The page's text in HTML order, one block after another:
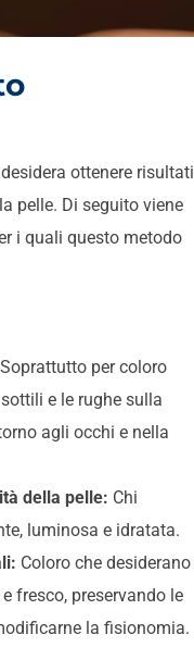
ottenere risultati
pelle. Di seguito viene
i quali questo metodo
Soprattutto per coloro
e le rughe sulla
agli occhi e nella
della pelle: Chi
luminosa e idratata.
Coloro che desiderano
fresco, preservando le
la fisionomia.